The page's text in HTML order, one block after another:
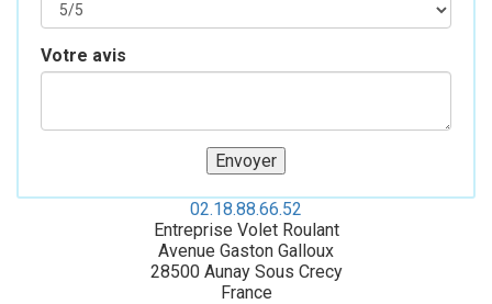
Votre avis
02.18.88.66.52
Entreprise Volet Roulant
Avenue Gaston Galloux
28500 Aunay Sous Crecy
France